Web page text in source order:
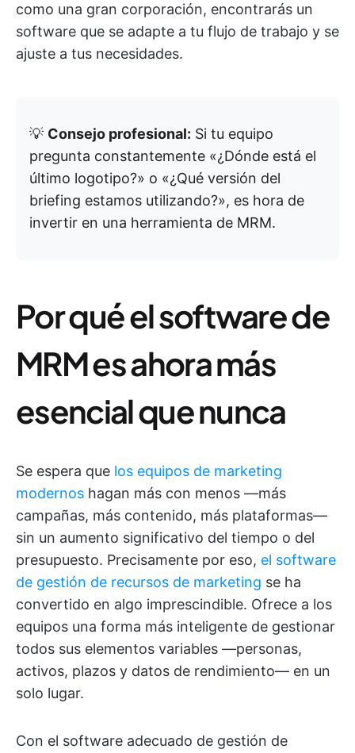
como una gran corporación, encontrarás un
software que se adapte a tu flujo de trabajo y se
ajuste a tus necesidades.
💡 Consejo profesional: Si tu equipo
pregunta constantemente «¿Dónde está el
último logotipo?» o «¿Qué versión del
briefing estamos utilizando?», es hora de
invertir en una herramienta de MRM.
Por qué el software de
MRM es ahora más
esencial que nunca
Se espera que los equipos de marketing
modernos hagan más con menos —más
campañas, más contenido, más plataformas—
sin un aumento significativo del tiempo o del
presupuesto. Precisamente por eso, el software
de gestión de recursos de marketing se ha
convertido en algo imprescindible. Ofrece a los
equipos una forma más inteligente de gestionar
todos sus elementos variables —personas,
activos, plazos y datos de rendimiento— en un
solo lugar.
Con el software adecuado de gestión de